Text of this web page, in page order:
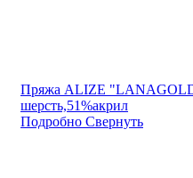
Пряжа ALIZE
шерсть,51%акрил
Подробно Свернуть